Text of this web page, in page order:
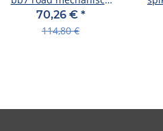
platinum scheibe
160mm vr/hr
70,26 € *
114,80 €